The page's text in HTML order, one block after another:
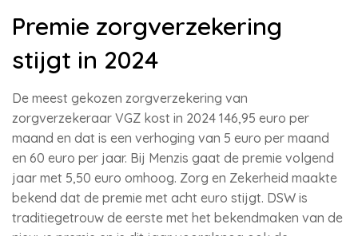
Premie zorgverzekering
stijgt in 2024
De meest gekozen zorgverzekering van
zorgverzekeraar VGZ kost in 2024 146,95 euro per
maand en dat is een verhoging van 5 euro per maand
en 60 euro per jaar. Bij Menzis gaat de premie volgend
jaar met 5,50 euro omhoog. Zorg en Zekerheid maakte
bekend dat de premie met acht euro stijgt. DSW is
traditiegetrouw de eerste met het bekendmaken van de